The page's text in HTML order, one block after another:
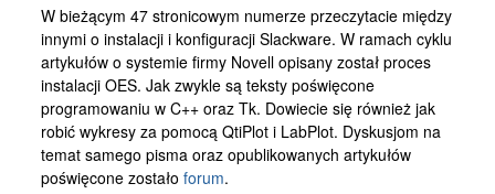
Aktualności
Artykuły
Krótkie
Jak pisać
Kontakt
W bieżącym 47 stronicowym numerze przeczytacie między
innymi o instalacji i konfiguracji Slackware. W ramach cyklu
artykułów o systemie firmy Novell opisany został proces
instalacji OES. Jak zwykle są teksty poświęcone
programowaniu w C++ oraz Tk. Dowiecie się również jak
robić wykresy za pomocą QtiPlot i LabPlot. Dyskusjom na
temat samego pisma oraz opublikowanych artykułów
poświęcone zostało forum.